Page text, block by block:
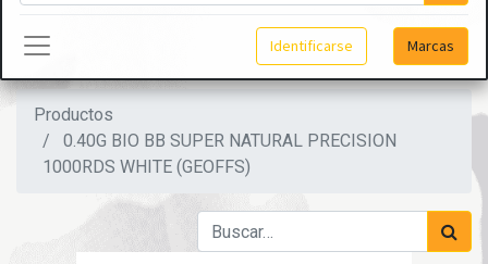
Identificarse Marcas
Productos
0.40G BIO BB SUPER NATURAL PRECISION
1000RDS WHITE (GEOFFS)